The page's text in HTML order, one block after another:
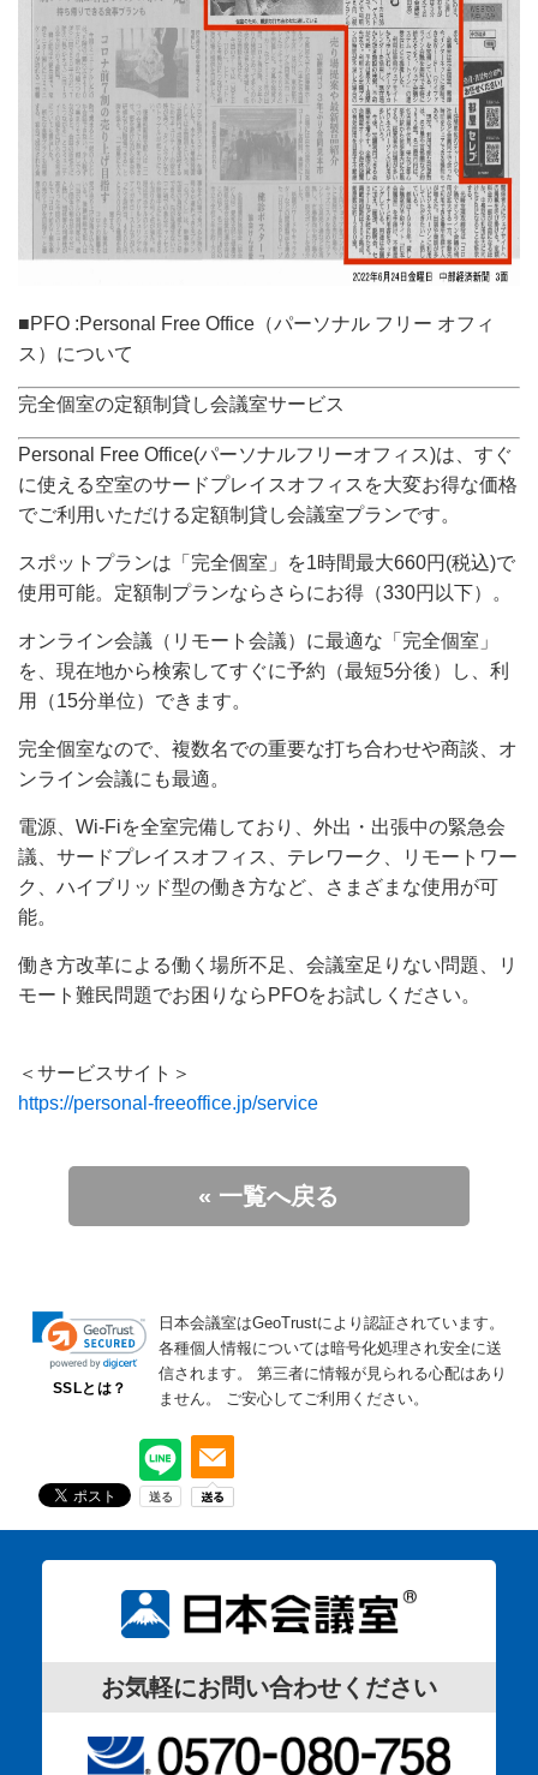
■PFO :Personal Free Office（パーソナル フリー オフィ
ス）について
完全個室の定額制貸し会議室サービス
Personal Free Office(パーソナルフリーオフィス)は、すぐ
に使える空室のサードプレイスオフィスを大変お得な価格
でご利用いただける定額制貸し会議室プランです。
スポットプランは「完全個室」を1時間最大660円(税込)で
使用可能。定額制プランならさらにお得（330円以下）。
オンライン会議（リモート会議）に最適な「完全個室」
を、現在地から検索してすぐに予約（最短5分後）し、利
用（15分単位）できます。
完全個室なので、複数名での重要な打ち合わせや商談、オ
ンライン会議にも最適。
電源、Wi-Fiを全室完備しており、外出・出張中の緊急会
議、サードプレイスオフィス、テレワーク、リモートワー
ク、ハイブリッド型の働き方など、さまざまな使用が可
能。
働き方改革による働く場所不足、会議室足りない問題、リ
モート難民問題でお困りならPFOをお試しください。
＜サービスサイト＞
https://personal-freeoffice.jp/service
« 一覧へ戻る
SSLとは？
日本会議室はGeoTrustにより認証されています。
各種個人情報については暗号化処理され安全に送
信されます。
第三者に情報が見られる心配はあり
ません。
ご安心してご利用ください。
お気軽にお問い合わせください